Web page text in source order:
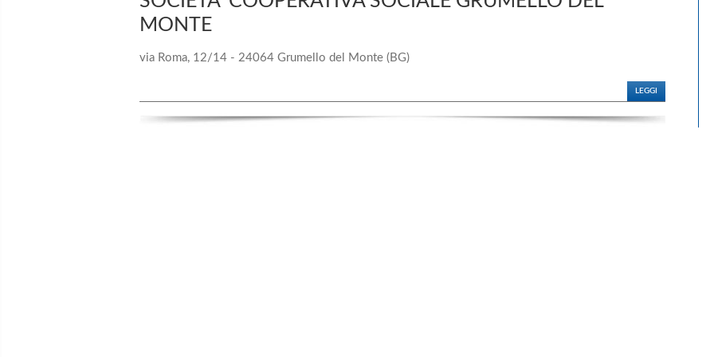
MONTE
via Roma, 12/14 - 24064 Grumello del Monte (BG)
LEGGI